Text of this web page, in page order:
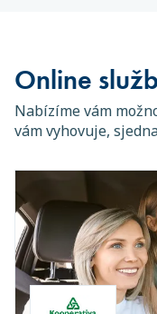
Online
Nabízíme vám
vám vyhovuje,